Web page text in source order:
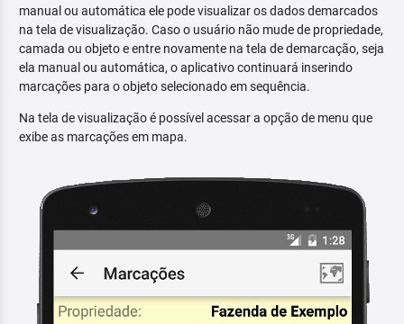
manual ou automática ele pode visualizar os dados demarcados
na tela de visualização. Caso o usuário não mude de propriedade,
camada ou objeto e entre novamente na tela de demarcação, seja
ela manual ou automática, o aplicativo continuará inserindo
marcações para o objeto selecionado em sequência.
Na tela de visualização é possível acessar a opção de menu que
exibe as marcações em mapa.